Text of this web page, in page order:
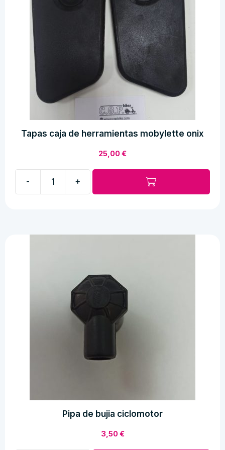
Tapas caja de herramientas mobylette onix
25,00€
-
mobylette
+
Pipa de bujia ciclomotor
3,50€